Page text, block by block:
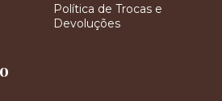
Política de Trocas e
Devoluções